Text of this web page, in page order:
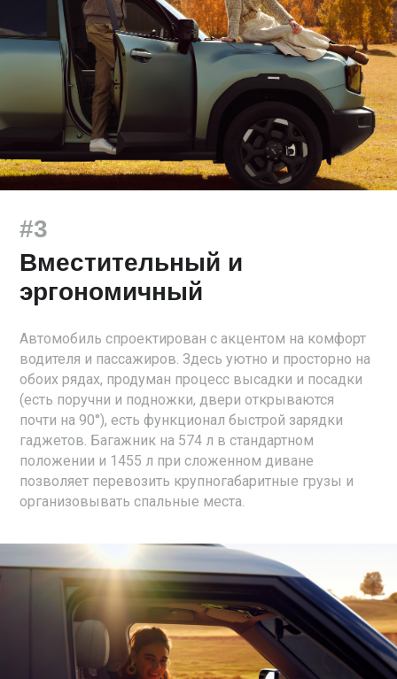
автоматический режим движения «Х», когда
электроника самостоятельно подстраивает
настройки под дорожные условия, а также
электронная блокировка заднего дифференциала,
увеличивающая проходимость.
#3
Вместительный и
эргономичный
Автомобиль спроектирован с акцентом на комфорт
водителя и пассажиров. Здесь уютно и просторно на
обоих рядах, продуман процесс высадки и посадки
(есть поручни и подножки, двери открываются
почти на 90°), есть функционал быстрой зарядки
гаджетов. Багажник на 574 л в стандартном
положении и 1455 л при сложенном диване
позволяет перевозить крупногабаритные грузы и
организовывать спальные места.